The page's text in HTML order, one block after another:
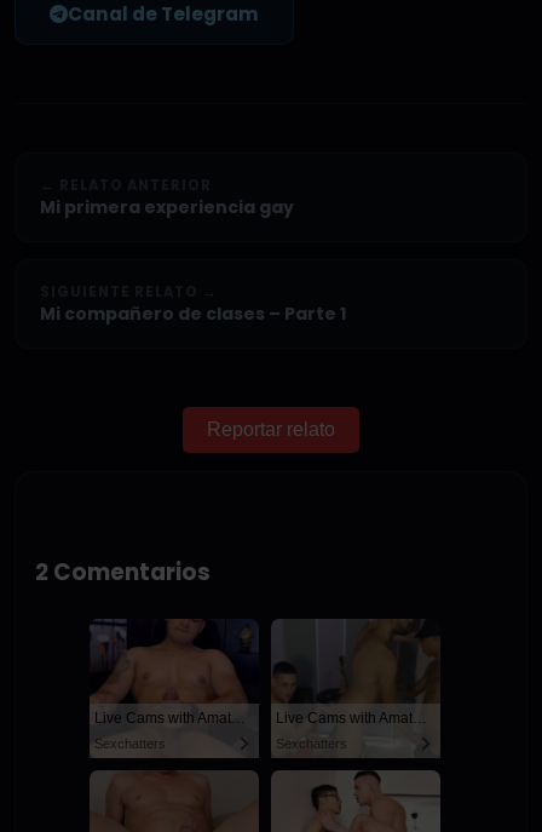
Canal de Telegram
Mi primera experiencia gay
Mi compañero de clases – Parte 1
Reportar relato
2 Comentarios
Live Cams with Amateur Men
Sexchatters
Live Cams with Amateur Men
Sexchatters